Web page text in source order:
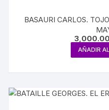
BASAURI CARLOS.
3,000.00
AÑADIR